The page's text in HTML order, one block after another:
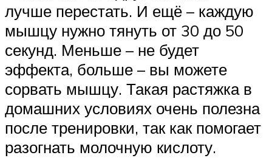
лучше перестать. И ещё – каждую
мышцу нужно тянуть от 30 до 50
секунд. Меньше – не будет
эффекта, больше – вы можете
сорвать мышцу. Такая растяжка в
домашних условиях очень полезна
после тренировки, так как помогает
разогнать молочную кислоту.